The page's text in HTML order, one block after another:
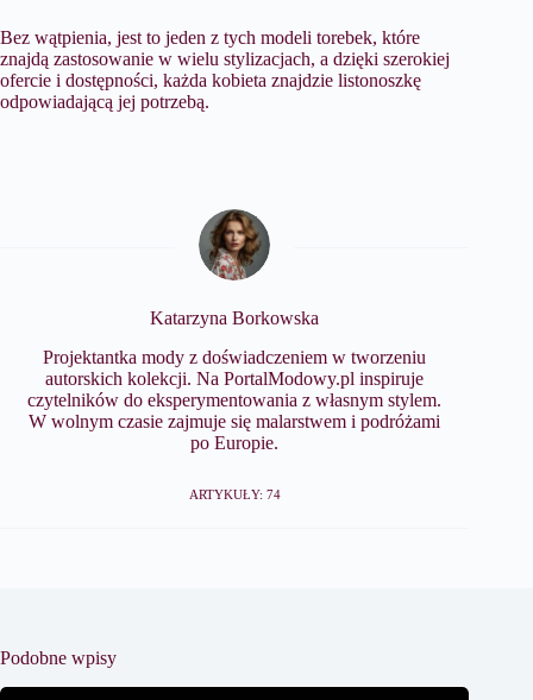
Bez wątpienia, jest to jeden z tych modeli torebek, które
znajdą zastosowanie w wielu stylizacjach, a dzięki szerokiej
ofercie i dostępności, każda kobieta znajdzie listonoszkę
odpowiadającą jej potrzebą.
Katarzyna Borkowska
Projektantka mody z doświadczeniem w tworzeniu
autorskich kolekcji. Na PortalModowy.pl inspiruje
czytelników do eksperymentowania z własnym stylem.
W wolnym czasie zajmuje się malarstwem i podróżami
po Europie.
ARTYKUŁY: 74
Podobne wpisy